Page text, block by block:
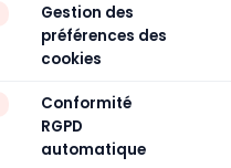
Gestion des
préférences des
cookies
Conformité
RGPD
automatique